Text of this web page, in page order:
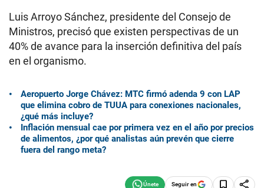
Luis Arroyo Sánchez, presidente del Consejo de
Ministros, precisó que existen perspectivas de un
40% de avance para la inserción definitiva del país
en el organismo.
Aeropuerto Jorge Chávez: MTC firmó adenda 9 con LAP
que elimina cobro de TUUA para conexiones nacionales,
¿qué más incluye?
Inflación mensual cae por primera vez en el año por precios
de alimentos, ¿por qué analistas aún prevén que cierre
fuera del rango meta?
Seguir en